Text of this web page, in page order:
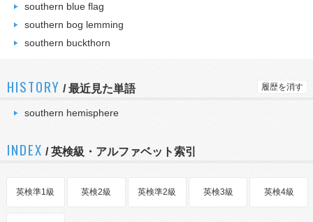
southern blue flag
southern bog lemming
southern buckthorn
HISTORY /最近見た単語 履歴を消す
southern hemisphere
INDEX / 英検級・アルファベット索引
英検準1級 英検2級 英検準2級 英検3級 英検4級